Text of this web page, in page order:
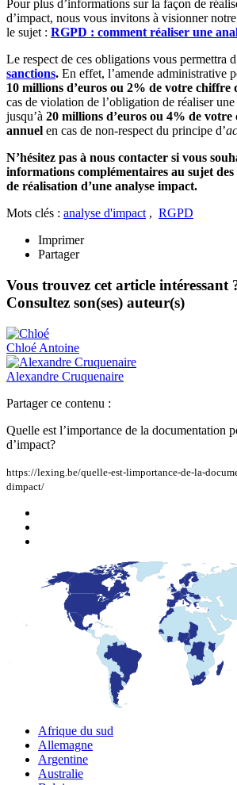
Pour plus d’informations sur la façon de
d’impact, nous vous invitons à visionner
le sujet : RGPD : comment réaliser une
Le respect de ces obligations vous permettra
sanctions. En effet, l’amende administrative
10 millions d’euros ou 2% de votre chiffre
cas de violation de l’obligation de réaliser une
jusqu’à 20 millions d’euros ou 4% de votre
annuel en cas de non-respect du principe d’
N’hésitez pas à nous contacter si vous
informations complémentaires au sujet
de réalisation d’une analyse impact.
Mots clés : analyse d'impact , RGPD
Imprimer
Partager
Vous trouvez cet article intéressant
Consultez son(ses) auteur(s)
Chloé Antoine
Alexandre Cruquenaire
Partager ce contenu :
Quelle est l’importance de la documentation
d’impact?
https://lexing.be/quelle-est-limportance-de-la-
dimpact/
Afrique du sud
Allemagne
Argentine
Australie